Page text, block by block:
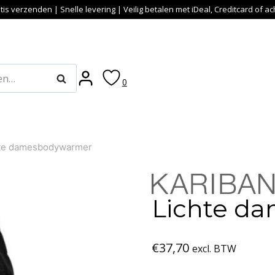
verzenden | Snelle levering | Veilig betalen met iDeal, Creditcard of
Zoeken 0
damesbodywarmer
Lichte
€37,70 excl. BTW